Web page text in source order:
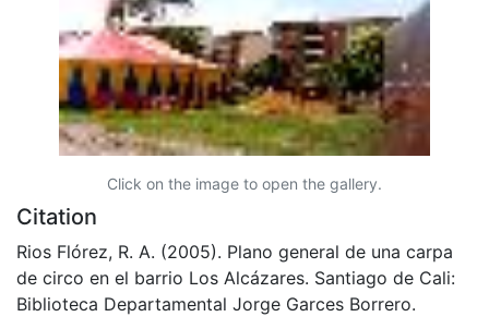
Click on the image to open the gallery.
Citation
Rios Flórez, R. A. (2005). Plano general de una carpa
de circo en el barrio Los Alcázares. Santiago de Cali:
Biblioteca Departamental Jorge Garces Borrero.